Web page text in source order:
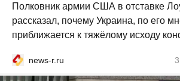
Полковник армии США в отставке
рассказал, почему Украина, по его
приближается к тяжёлому исходу
news-r.ru